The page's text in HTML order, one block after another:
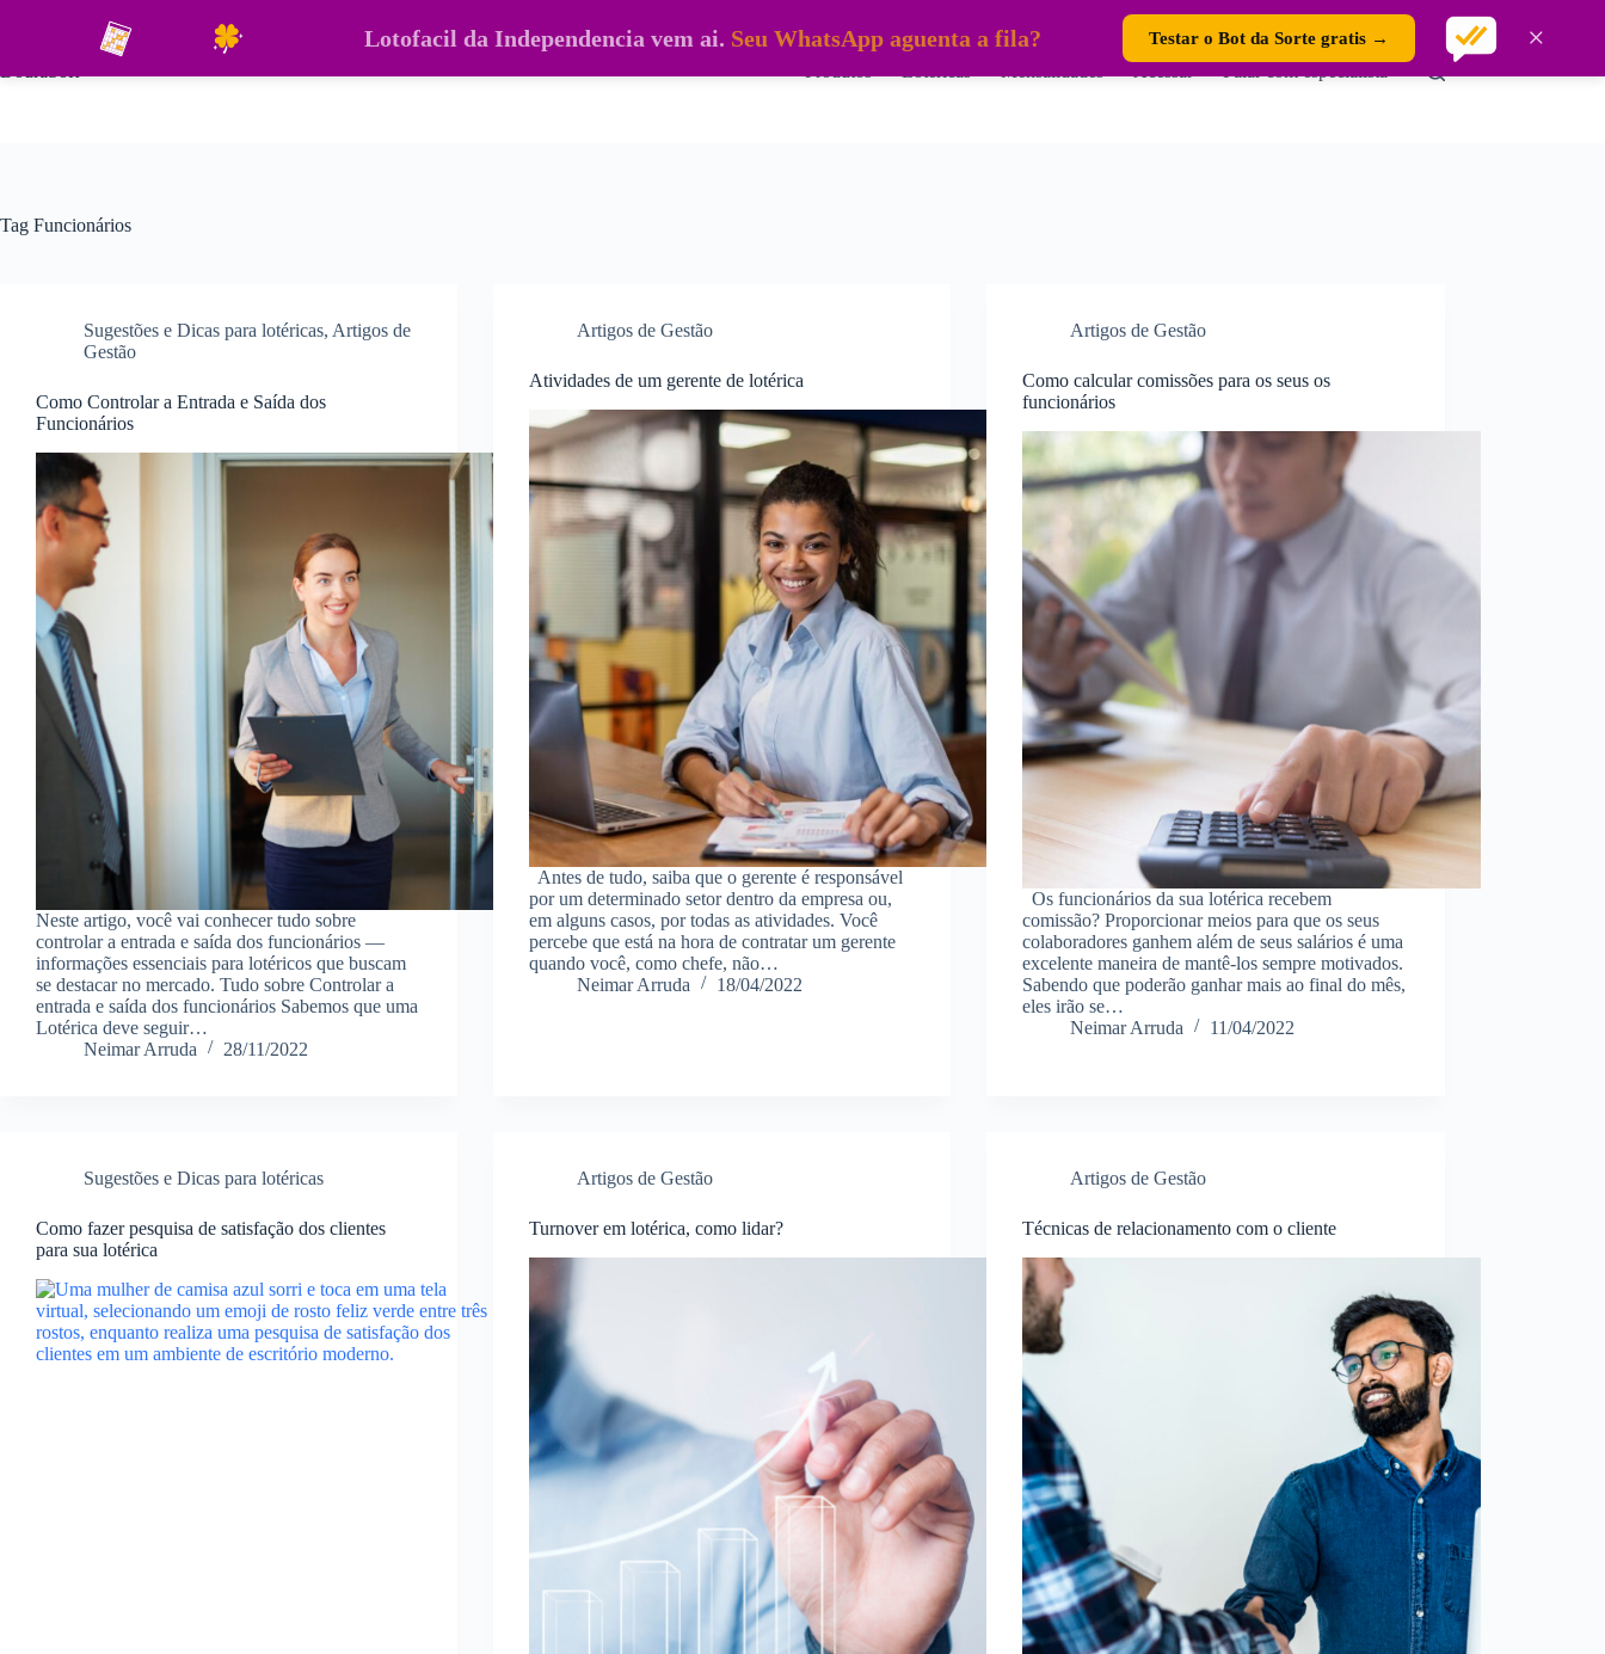
Lotofacil da Independencia vem ai. Seu WhatsApp aguenta a fila? Testar o Bot da Sorte gratis → ×
conteúdo
Tag Funcionários
Sugestões e Dicas para lotéricas, Artigos de
Gestão
Como Controlar a Entrada e Saída dos
Funcionários
Neste artigo, você vai conhecer tudo sobre
controlar a entrada e saída dos funcionários —
informações essenciais para lotéricos que buscam
se destacar no mercado. Tudo sobre Controlar a
entrada e saída dos funcionários Sabemos que uma
Lotérica deve seguir…
Neimar Arruda
28/11/2022
Artigos de Gestão
Atividades de um gerente de lotérica
Antes de tudo, saiba que o gerente é responsável
por um determinado setor dentro da empresa ou,
em alguns casos, por todas as atividades. Você
percebe que está na hora de contratar um gerente
quando você, como chefe, não…
Neimar Arruda
18/04/2022
Artigos de Gestão
Como calcular comissões para os seus os
funcionários
Os funcionários da sua lotérica recebem
comissão? Proporcionar meios para que os seus
colaboradores ganhem além de seus salários é uma
excelente maneira de mantê-los sempre motivados.
Sabendo que poderão ganhar mais ao final do mês,
eles irão se…
Neimar Arruda
11/04/2022
Sugestões e Dicas para lotéricas
Como fazer pesquisa de satisfação dos clientes
para sua lotérica
Artigos de Gestão
Turnover em lotérica, como lidar?
Artigos de Gestão
Técnicas de relacionamento com o cliente